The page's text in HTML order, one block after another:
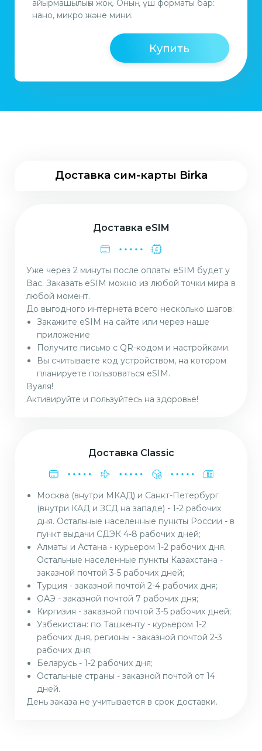
айырмашылығы жоқ. Оның үш форматы бар:
нано, микро және мини.
Купить
Доставка сим-карты Birka
Доставка eSIM
Уже через 2 минуты после оплаты eSIM будет у
Вас. Заказать eSIM можно из любой точки мира в
любой момент.
До выгодного интернета всего несколько шагов:
Закажите eSIM на сайте или через наше
приложение
Получите письмо с QR-кодом и настройками.
Вы считываете код устройством, на котором
планируете пользоваться eSIM.
Вуаля!
Активируйте и пользуйтесь на здоровье!
Доставка Classic
Москва (внутри МКАД) и Санкт-Петербург
(внутри КАД и ЗСД на западе) - 1-2 рабочих
дня. Остальные населенные пункты России - в
пункт выдачи СДЭК 4-8 рабочих дней;
Алматы и Астана - курьером 1-2 рабочих дня.
Остальные населенные пункты Казахстана -
заказной почтой 3-5 рабочих дней;
Турция - заказной почтой 2-4 рабочих дня;
ОАЭ - заказной почтой 7 рабочих дня;
Киргизия - заказной почтой 3-5 рабочих дней;
Узбекистан: по Ташкенту - курьером 1-2
рабочих дня, регионы - заказной почтой 2-3
рабочих дня;
Беларусь - 1-2 рабочих дня;
Остальные страны - заказной почтой от 14
дней.
День заказа не учитывается в срок доставки.